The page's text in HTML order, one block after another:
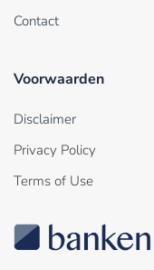
Contact
Voorwaarden
Disclaimer
Privacy Policy
Terms of Use